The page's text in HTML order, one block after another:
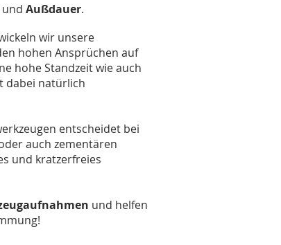
und Außdauer.
wir unsere
hohen Ansprüchen auf
hohe Standzeit wie auch
dabei natürlich
entscheidet bei
auch zementären
und kratzerfreies
und helfen